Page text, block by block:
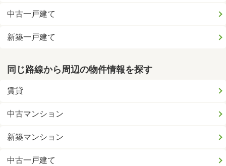
中古一戸建て
新築一戸建て
同じ路線から周辺の物件情報を探す
賃貸
中古マンション
新築マンション
中古一戸建て